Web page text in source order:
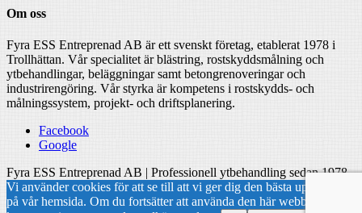
Om oss
Fyra ESS Entreprenad AB är ett svenskt företag, etablerat 1978 i
Trollhättan. Vår specialitet är blästring, rostskyddsmålning och
ytbehandlingar, beläggningar samt betongrenoveringar och
industrirengöring. Vår styrka är kompetens i rostskydds- och
målningssystem, projekt- och driftsplanering.
Facebook
Google
Fyra ESS Entreprenad AB | Professionell ytbehandling sedan 1978
Vi använder cookies för att se till att vi ger dig den bästa upplevelsen
på vår hemsida. Om du fortsätter att använda den här webbplatsen